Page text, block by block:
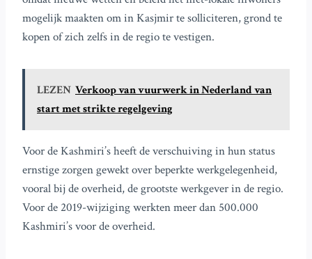
mogelijk maakten om in Kasjmir te solliciteren, grond te
kopen of zich zelfs in de regio te vestigen.
LEZEN Verkoop van vuurwerk in Nederland van
start met strikte regelgeving
Voor de Kashmiri’s heeft de verschuiving in hun status
ernstige zorgen gewekt over beperkte werkgelegenheid,
vooral bij de overheid, de grootste werkgever in de regio.
Voor de 2019-wijziging werkten meer dan 500.000
Kashmiri’s voor de overheid.